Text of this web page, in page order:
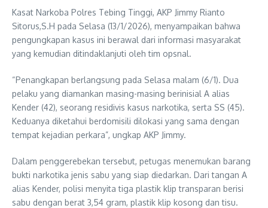
Kasat Narkoba Polres Tebing Tinggi, AKP Jimmy Rianto
Sitorus,S.H pada Selasa (13/1/2026), menyampaikan bahwa
pengungkapan kasus ini berawal dari informasi masyarakat
yang kemudian ditindaklanjuti oleh tim opsnal.
“Penangkapan berlangsung pada Selasa malam (6/1). Dua
pelaku yang diamankan masing-masing berinisial A alias
Kender (42), seorang residivis kasus narkotika, serta SS (45).
Keduanya diketahui berdomisili dilokasi yang sama dengan
tempat kejadian perkara”, ungkap AKP Jimmy.
Dalam penggerebekan tersebut, petugas menemukan barang
bukti narkotika jenis sabu yang siap diedarkan. Dari tangan A
alias Kender, polisi menyita tiga plastik klip transparan berisi
sabu dengan berat 3,54 gram, plastik klip kosong dan tisu.